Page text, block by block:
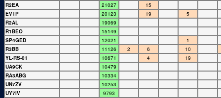
R2EA
21027
15
EV1P
20123 19
5
R2AL
19069
R1BEO
15149
SP4GED
12021
1
R3BB
11126 2 6
10
YL-RS-01
10671 4
19
UA9CK
10479
RA3ABG
10334
UN7ZV
10253
UY7IV
9793